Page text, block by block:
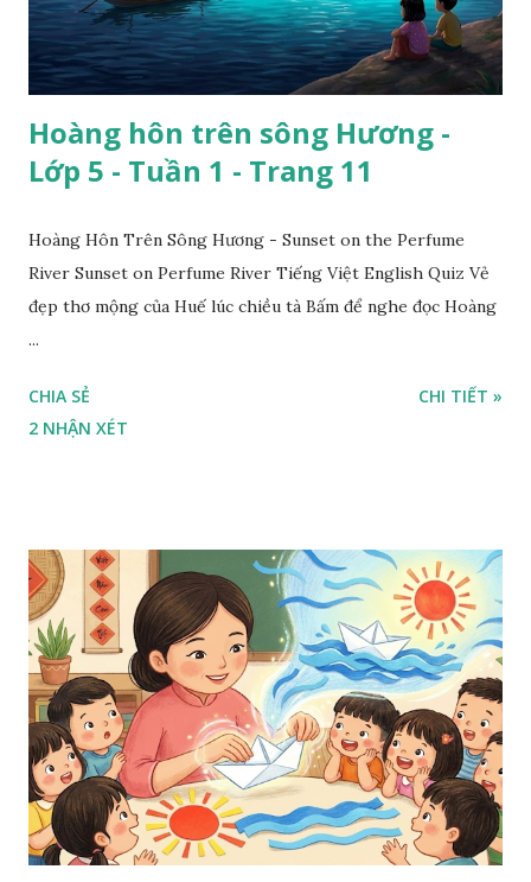
Hoàng hôn trên sông Hương -
Lớp 5 - Tuần 1 - Trang 11
Hoàng Hôn Trên Sông Hương - Sunset on the Perfume
River Sunset on Perfume River Tiếng Việt English Quiz Vẻ
đẹp thơ mộng của Huế lúc chiều tà Bấm để nghe đọc Hoàng
...
CHIA SẺ
2 NHẬN XÉT
CHI TIẾT »